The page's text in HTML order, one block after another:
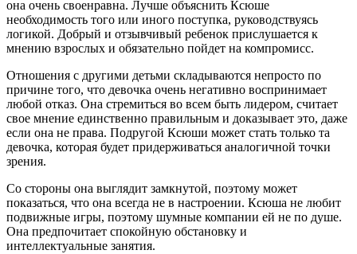
она очень своенравна. Лучше объяснить Ксюше
необходимость того или иного поступка, руководствуясь
логикой. Добрый и отзывчивый ребенок прислушается к
мнению взрослых и обязательно пойдет на компромисс.
Отношения с другими детьми складываются непросто по
причине того, что девочка очень негативно воспринимает
любой отказ. Она стремиться во всем быть лидером, считает
свое мнение единственно правильным и доказывает это, даже
если она не права. Подругой Ксюши может стать только та
девочка, которая будет придерживаться аналогичной точки
зрения.
Со стороны она выглядит замкнутой, поэтому может
показаться, что она всегда не в настроении. Ксюша не любит
подвижные игры, поэтому шумные компании ей не по душе.
Она предпочитает спокойную обстановку и
интеллектуальные занятия.